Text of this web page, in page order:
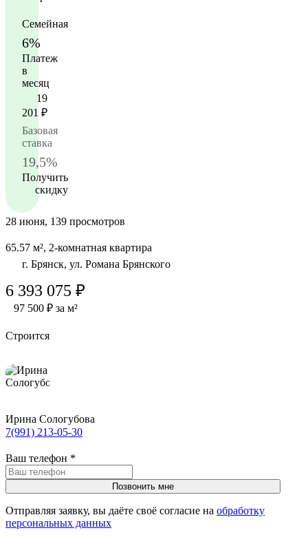
Семейная
6%
Платеж
в
месяц
19
201 ₽
Базовая
ставка
19,5%
Получить
скидку
28 июня, 139 просмотров
65.57 м², 2-комнатная квартира
г. Брянск, ул. Романа Брянского
6 393 075 ₽
97 500 ₽ за м²
Строится
Ирина Сологубова
7(991) 213-05-30
Ваш телефон *
Отправляя заявку, вы даёте своё согласие на обработку
персональных данных